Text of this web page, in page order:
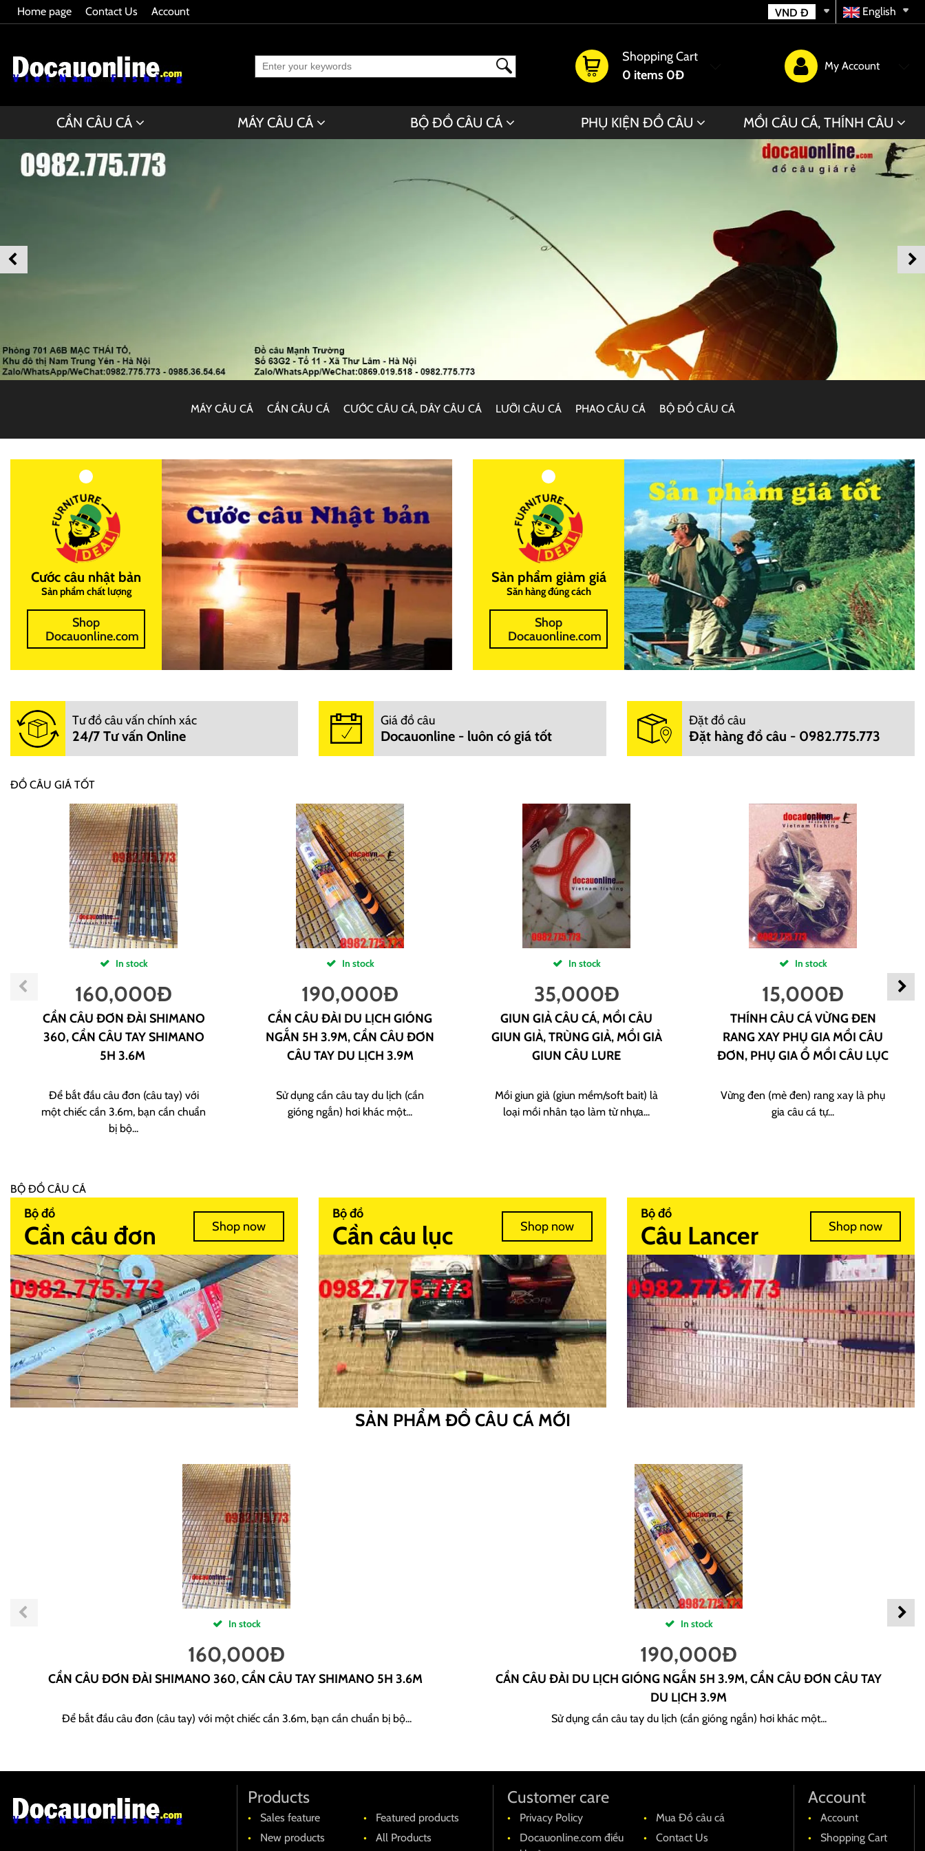
Home page Contact Us Account English
VND Đ
Shopping Cart
0 items 0Đ
My Account
CẦN CÂU CÁ MÁY CÂU CÁ BỘ ĐỒ CÂU CÁ PHỤ KIỆN ĐỒ CÂU MỒI CÂU CÁ, THÍNH CÂU
MÁY CÂU CÁ CẦN CÂU CÁ CƯỚC CÂU CÁ, DÂY CÂU CÁ LƯỠI CÂU CÁ PHAO CÂU CÁ BỘ ĐỒ CÂU CÁ
Cước câu nhật bản
Sản phẩm chất lượng
Shop
Docauonline.com
Sản phẩm giảm giá
Săn hàng đúng cách
Shop
Docauonline.com
Tư đồ câu vấn chính xác
24/7 Tư vấn Online
Giá đồ câu
Docauonline - luôn có giá tốt
Đặt đồ câu
Đặt hàng đồ câu - 0982.775.773
ĐỒ CÂU GIÁ TỐT
In stock
160,000Đ
CẦN CÂU ĐƠN ĐÀI SHIMANO
360, CẦN CÂU TAY SHIMANO
5H 3.6M
Để bắt đầu câu đơn (câu tay) với
một chiếc cần 3.6m, bạn cần chuẩn
bị bộ...
In stock
190,000Đ
CẦN CÂU ĐÀI DU LỊCH GIÓNG
NGẮN 5H 3.9M, CẦN CÂU ĐƠN
CÂU TAY DU LỊCH 3.9M
Sử dụng cần câu tay du lịch (cần
gióng ngắn) hơi khác một...
In stock
35,000Đ
GIUN GIẢ CÂU CÁ, MỒI CÂU
GIUN GIẢ, TRÙNG GIẢ, MỒI GIẢ
GIUN CÂU LURE
Mồi giun giả (giun mềm/soft bait) là
loại mồi nhân tạo làm từ nhựa...
In stock
15,000Đ
THÍNH CÂU CÁ VỪNG ĐEN
RANG XAY PHỤ GIA MỒI CÂU
ĐƠN, PHỤ GIA Ổ MỒI CÂU LỤC
Vừng đen (mè đen) rang xay là phụ
gia câu cá tự...
BỘ ĐỒ CÂU CÁ
Bộ đồ
Cần câu đơn Shop now
Bộ đồ
Cần câu lục Shop now
Bộ đồ
Câu Lancer Shop now
SẢN PHẨM ĐỒ CÂU CÁ MỚI
In stock
160,000Đ
CẦN CÂU ĐƠN ĐÀI SHIMANO 360, CẦN CÂU TAY SHIMANO 5H 3.6M
Để bắt đầu câu đơn (câu tay) với một chiếc cần 3.6m, bạn cần chuẩn bị bộ...
In stock
190,000Đ
CẦN CÂU ĐÀI DU LỊCH GIÓNG NGẮN 5H 3.9M, CẦN CÂU ĐƠN CÂU TAY
DU LỊCH 3.9M
Sử dụng cần câu tay du lịch (cần gióng ngắn) hơi khác một...
Products
Sales feature
Featured products
New products
All Products
Customer care
Privacy Policy
Mua Đồ câu cá
Docauonline.com điều
Contact Us
Account
Account
Shopping Cart